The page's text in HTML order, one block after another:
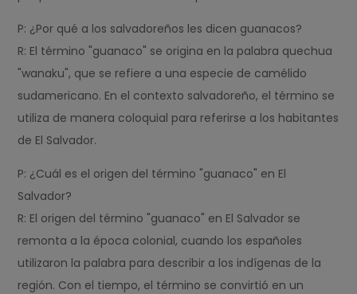
P: ¿Por qué a los salvadoreños les dicen guanacos?
R: El término "guanaco" se origina en la palabra quechua
"wanaku", que se refiere a una especie de camélido
sudamericano. En el contexto salvadoreño, el término se
utiliza de manera coloquial para referirse a los habitantes
de El Salvador.
P: ¿Cuál es el origen del término "guanaco" en El
Salvador?
R: El origen del término "guanaco" en El Salvador se
remonta a la época colonial, cuando los españoles
utilizaron la palabra para describir a los indígenas de la
región. Con el tiempo, el término se convirtió en un